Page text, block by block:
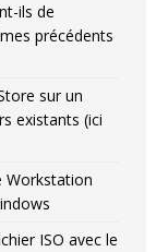
ils de
précédents
sur un
existants (ici
Workstation
ISO avec le